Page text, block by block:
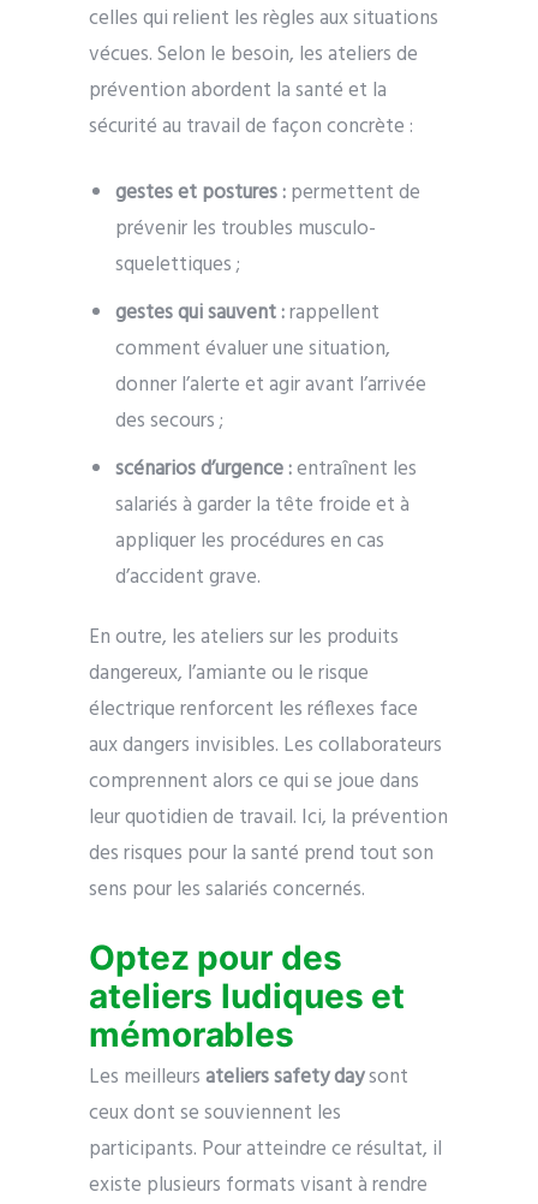
celles qui relient les règles aux situations
vécues. Selon le besoin, les ateliers de
prévention abordent la santé et la
sécurité au travail de façon concrète :
gestes et postures :permettent de
prévenir les troubles musculo-
squelettiques ;
gestes qui sauvent :rappellent
comment évaluer une situation,
donner l’alerte et agir avant l’arrivée
des secours ;
scénarios d’urgence :entraînent les
salariés à garder la tête froide et à
appliquer les procédures en cas
d’accident grave.
En outre, les ateliers sur les produits
dangereux, l’amiante ou le risque
électrique renforcent les réflexes face
aux dangers invisibles. Les collaborateurs
comprennent alors ce qui se joue dans
leur quotidien de travail. Ici, la prévention
des risques pour la santé prend tout son
sens pour les salariés concernés.
Optez pour des
ateliers ludiques et
mémorables
Les meilleursateliers safety daysont
ceux dont se souviennent les
participants. Pour atteindre ce résultat, il
existe plusieurs formats visant à rendre